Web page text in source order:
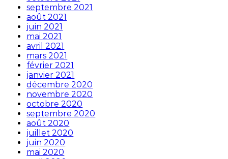
septembre 2021
août 2021
juin 2021
mai 2021
avril 2021
mars 2021
février 2021
janvier 2021
décembre 2020
novembre 2020
octobre 2020
septembre 2020
août 2020
juillet 2020
juin 2020
mai 2020